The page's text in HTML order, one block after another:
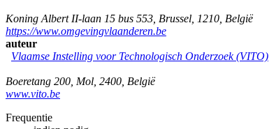
Koning Albert II-laan 15 bus 553 Brussel 1210 België
https://www.omgevingvlaanderen.be
auteur
Vlaamse Instelling voor Technologisch Onderzoek (VITO)
Boeretang 200 Mol 2400 België
www.vito.be
Frequentie